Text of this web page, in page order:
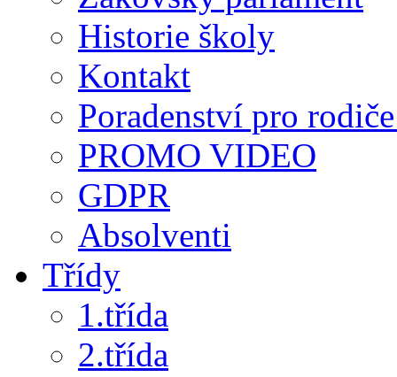
Historie školy
Kontakt
Poradenství pro
PROMO VIDEO
GDPR
Absolventi
Třídy
1.třída
2.třída